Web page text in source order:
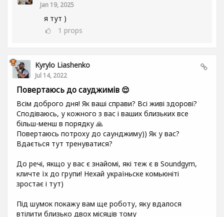
Jan 19, 2025
я тут )
1 props
Kyrylo Liashenko
Jul 14, 2022
Повертаюсь до сауджимів 😌
Всім доброго дня! Як ваші справи? Всі живі здорові?
Сподіваюсь, у кожного з вас і ваших близьких все
більш-менш в порядку 🙏
Повертаюсь потроху до саунджиму)) Як у вас?
Вдається тут тренуватися?
До речі, якщо у вас є знайомі, які теж є в Soundgym,
кличте їх до групи! Нехай україньске комьюніті
зростає і тут)
Під шумок покажу вам ще роботу, яку вдалося
втілити близько двох місяців тому